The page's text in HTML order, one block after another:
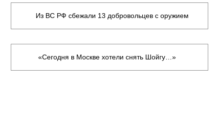
Из ВС РФ сбежали 13 добровольцев с оружием
«Сегодня в Москве хотели снять Шойгу…»